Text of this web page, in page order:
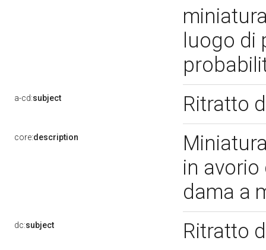
luogo di
a-cd:subject Ritratto
core:description
in
dama a
dc:subject Ritratto